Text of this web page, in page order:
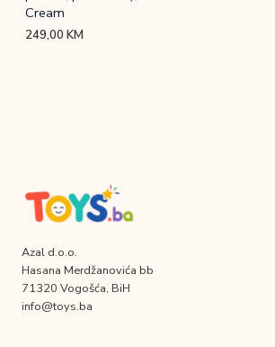
Cream
249,00KM
Azal d.o.o.
Hasana Merdžanovića bb
71320 Vogošća, BiH
info@toys.ba